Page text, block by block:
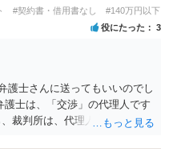
らかじめ申し添えます。 本件
って生じた返還義務の履行を
との取引関係や返金時期など
生や履行時期には何ら影響を
本件の解決を不必要に遅延さ
金手続を履行されるよう、強
#契約書・借用書なし #140万円以下
役にたった 3
護士さんに送ってもいいのでし
護士は、「交渉」の代理人です
裁判所は、代理人宛ての訴状
訴状を作成提出し、裁判所に